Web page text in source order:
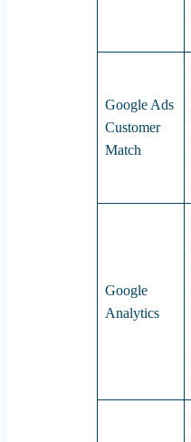
Google Ads
Customer
Match
Google
Analytics